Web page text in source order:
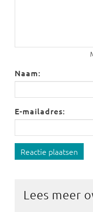
Naam:
E-mailadres:
Reactie plaatsen
Lees meer